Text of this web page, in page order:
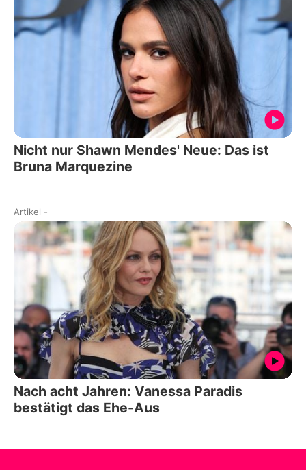
Nicht nur Shawn Mendes' Neue: Das ist
Bruna Marquezine
Artikel -
Nach acht Jahren: Vanessa Paradis
bestätigt das Ehe-Aus